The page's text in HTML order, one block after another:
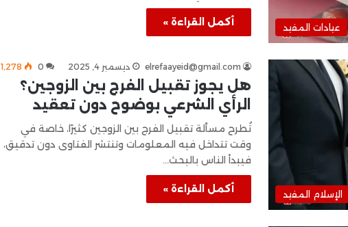
عيادات المفيد أكمل القراءة »
الإسلام المفيد
elrefaayeid@gmail.com ديسمبر 4, 2025 0 1٬278
هل يجوز تقبيل الفرج بين الزوجين؟
الرأي الشرعي بوضوح دون تعقيد
تُطرح مسألة تقبيل الفرج بين الزوجين كثيرًا، خاصة في
وقت تتداخل فيه المعلومات وتنتشر الفتاوى دون تدقيق،
فيبدأ الناس بالبحث…
أكمل القراءة »